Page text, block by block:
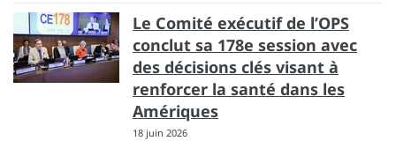
Le Comité exécutif de l’OPS
conclut sa 178e session avec
des décisions clés visant à
renforcer la santé dans les
Amériques
18 juin 2026